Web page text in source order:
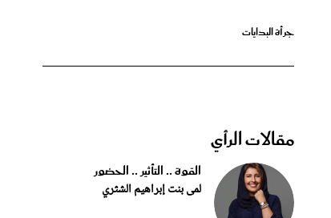
جرأة البدايات
مقالات الرأي
القوة .. التأثير .. الحضور
لمى بنت إبراهيم الشثري